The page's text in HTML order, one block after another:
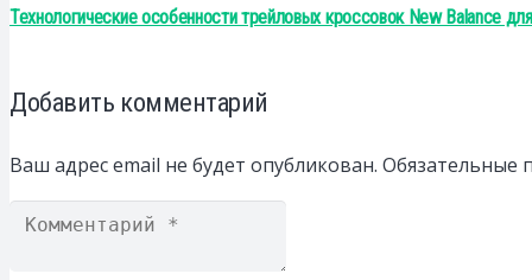
Технологические особенности трейловых кроссовок New Balance
Добавить комментарий
Ваш адрес email не будет опубликован. Обязательные